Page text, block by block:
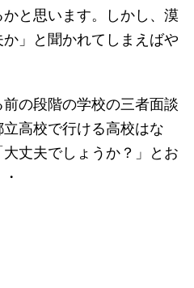
と思います。しかし、漠
」と聞かれてしまえばや
の段階の学校の三者面談
高校で行ける高校はな
丈夫でしょうか？」とお